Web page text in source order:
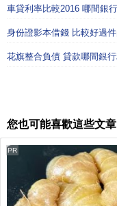
車貸利率比較2016 哪間銀
身份證影本借錢 比較好過
花旗整合負債 貸款哪間銀
您也可能喜歡這些文章
PR